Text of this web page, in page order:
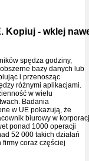
Kopiuj - wklej
spędza godziny,
bazy danych lub
i przenosząc
różnymi aplikacjami.
w wielu
Badania
w UE pokazują, że
biurowy w
ponad 1000 operacji
52 000 takich działań
firmy coraz częściej